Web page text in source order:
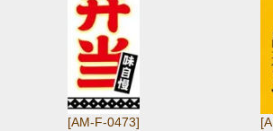
[AM-F-0473]